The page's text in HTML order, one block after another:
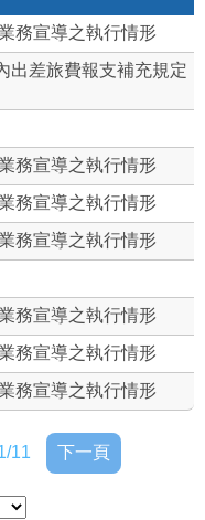
務宣導之執行情形
出差旅費報支補充規定
務宣導之執行情形
務宣導之執行情形
務宣導之執行情形
務宣導之執行情形
務宣導之執行情形
務宣導之執行情形
11 下一頁